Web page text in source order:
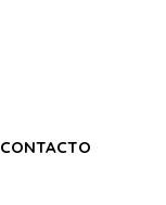
CONTACTO